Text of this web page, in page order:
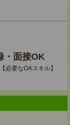
・面接OK
要なOAスキル】